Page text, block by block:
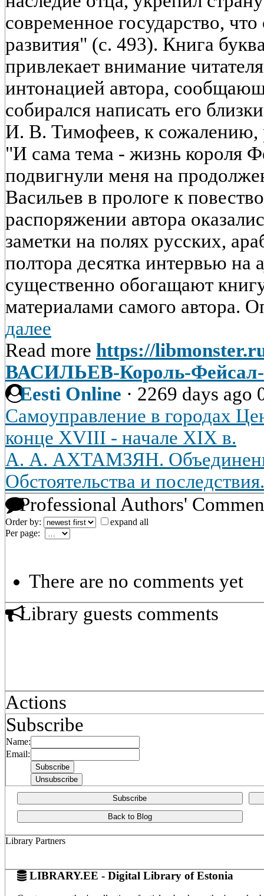
современное государство,
развития" (с. 493). Книга
привлекает внимание
интонацией автора,
собирался написать его
И. В. Тимофеев, к
"И сама тема - жизнь короля
подвигнули меня на
Васильев в прологе к
распоряжении автора
заметки на полях русских,
полтора десятка интервью на
существенно обогащают
материалами самого автора.
далее
Read more https://
ВАСИЛЬЕВ-Король-Фейсал-
Eesti Online · 2269 days ago
Самоуправление в городах
конце XVIII - начале XIX в.
А. А. АХТАМЗЯН.
Обстоятельства и
Professional Authors'
Order by:
expand all
Per page:
There are no comments yet
Library guests comments
Actions
Subscribe
Name:
Email:
Subscribe
Back to Blog
Library Partners
LIBRARY.EE - Digital Library of Estonia